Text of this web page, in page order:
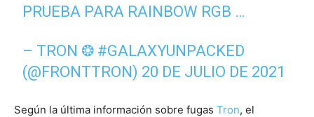
PRUEBA PARA RAINBOW RGB …
– TRON ❂ #GALAXYUNPACKED
(@FRONTTRON) 20 DE JULIO DE 2021
Según la última información sobre fugas Tron, el